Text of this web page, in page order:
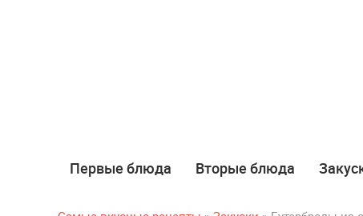
Первые блюда Вторые блюда